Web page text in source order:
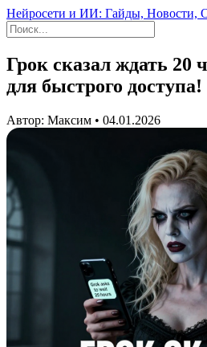
Нейросети и ИИ: Гайды, Новости,
Грок сказал ждать 20
для быстрого
Автор: Максим • 04.01.2026